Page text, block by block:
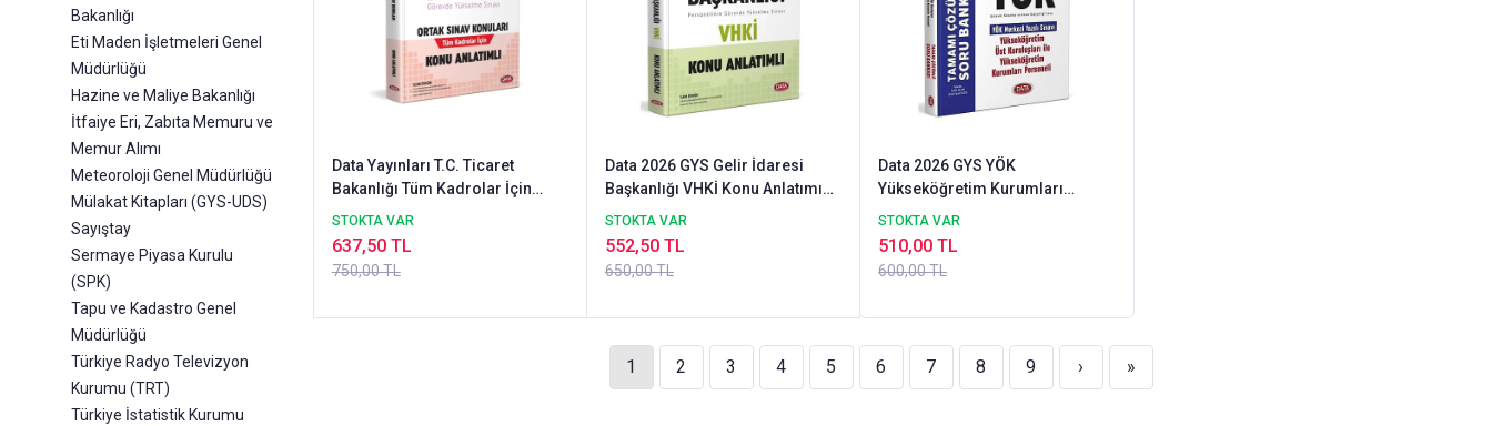
Bakanlığı
Eti Maden İşletmeleri Genel
Müdürlüğü
Hazine ve Maliye Bakanlığı
İtfaiye Eri, Zabıta Memuru ve
Memur Alımı
Meteoroloji Genel Müdürlüğü
Mülakat Kitapları (GYS-UDS)
Sayıştay
Sermaye Piyasa Kurulu
(SPK)
Tapu ve Kadastro Genel
Müdürlüğü
Türkiye Radyo Televizyon
Kurumu (TRT)
Türkiye İstatistik Kurumu
Data Yayınları T.C. Ticaret
Bakanlığı Tüm Kadrolar İçin
Ortak Konular Konu Anlatımlı
STOKTA VAR
750,00 TL
637,50 TL
Data 2026 GYS Gelir İdaresi
Başkanlığı VHKİ Konu Anlatımı
Görevde Yükselme Data
Yayınları
STOKTA VAR
650,00 TL
552,50 TL
Data 2026 GYS YÖK
Yükseköğretim Kurumları
Personeli Soru Bankası
Çözümlü Görevde Yükselme
Data Yayınları
STOKTA VAR
600,00 TL
510,00 TL
1 2 3 4 5 6 7 8 9 › »